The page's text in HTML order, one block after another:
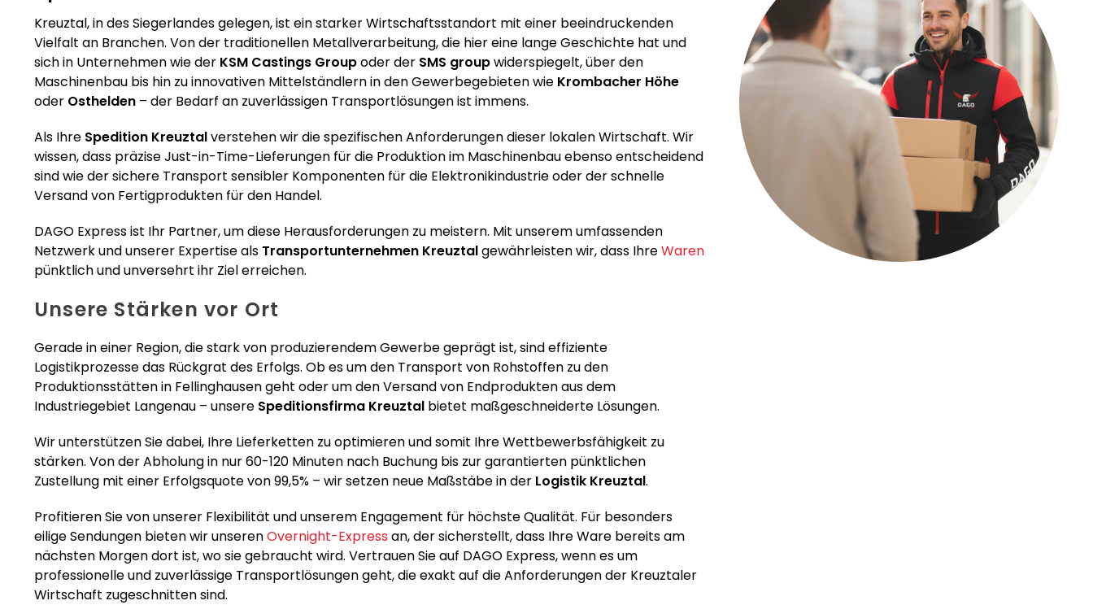
Kreuztal, in des Siegerlandes gelegen, ist ein starker Wirtschaftsstandort mit einer beeindruckenden
Vielfalt an Branchen. Von der traditionellen Metallverarbeitung, die hier eine lange Geschichte hat und
sich in Unternehmen wie der KSM Castings Groupoder der SMS groupwiderspiegelt, über den
Maschinenbau bis hin zu innovativen Mittelständlern in den Gewerbegebieten wie Krombacher Höhe
oder Osthelden – der Bedarf an zuverlässigen Transportlösungen ist immens.
Als Ihre Spedition Kreuztalverstehen wir die spezifischen Anforderungen dieser lokalen Wirtschaft. Wir
wissen, dass präzise Just-in-Time-Lieferungen für die Produktion im Maschinenbau ebenso entscheidend
sind wie der sichere Transport sensibler Komponenten für die Elektronikindustrie oder der schnelle
Versand von Fertigprodukten für den Handel.
DAGO Express ist Ihr Partner, um diese Herausforderungen zu meistern. Mit unserem umfassenden
Netzwerk und unserer Expertise als Transportunternehmen Kreuztalgewährleisten wir, dass IhreWaren
pünktlich und unversehrt ihr Ziel erreichen.
Unsere Stärken vor Ort
Gerade in einer Region, die stark von produzierendem Gewerbe geprägt ist, sind effiziente
Logistikprozesse das Rückgrat des Erfolgs. Ob es um den Transport von Rohstoffen zu den
Produktionsstätten in Fellinghausen geht oder um den Versand von Endprodukten aus dem
Industriegebiet Langenau – unsere Speditionsfirma Kreuztal bietet maßgeschneiderte Lösungen.
Wir unterstützen Sie dabei, Ihre Lieferketten zu optimieren und somit Ihre Wettbewerbsfähigkeit zu
stärken. Von der Abholung in nur 60-120 Minuten nach Buchung bis zur garantierten pünktlichen
Zustellung mit einer Erfolgsquote von 99,5% – wir setzen neue Maßstäbe in der Logistik Kreuztal.
Profitieren Sie von unserer Flexibilität und unserem Engagement für höchste Qualität. Für besonders
eilige Sendungen bieten wir unserenOvernight-Express an, der sicherstellt, dass Ihre Ware bereits am
nächsten Morgen dort ist, wo sie gebraucht wird. Vertrauen Sie auf DAGO Express, wenn es um
professionelle und zuverlässige Transportlösungen geht, die exakt auf die Anforderungen der Kreuztaler
Wirtschaft zugeschnitten sind.